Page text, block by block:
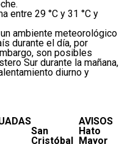
entre 29 °C y 31 °C y
ambiente meteorológico
durante el día, por
son posibles
Sur durante la mañana,
diurno y
AVISOS
San
Cristóbal
Hato
Mayor